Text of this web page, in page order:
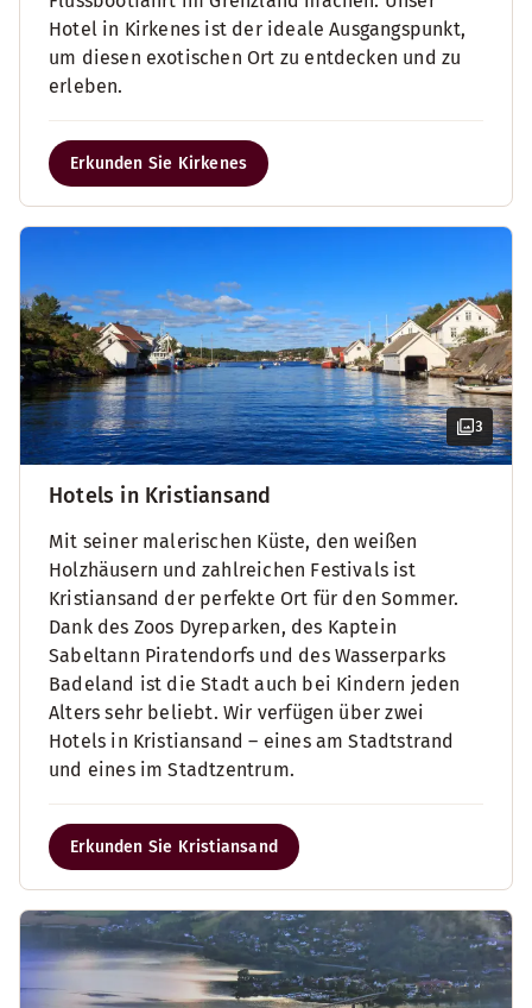
Hotel in Kirkenes ist der ideale Ausgangspunkt,
um diesen exotischen Ort zu entdecken und zu
erleben.
Erkunden Sie Kirkenes
3
Hotels in Kristiansand
Mit seiner malerischen Küste, den weißen
Holzhäusern und zahlreichen Festivals ist
Kristiansand der perfekte Ort für den Sommer.
Dank des Zoos Dyreparken, des Kaptein
Sabeltann Piratendorfs und des Wasserparks
Badeland ist die Stadt auch bei Kindern jeden
Alters sehr beliebt. Wir verfügen über zwei
Hotels in Kristiansand – eines am Stadtstrand
und eines im Stadtzentrum.
Erkunden Sie Kristiansand